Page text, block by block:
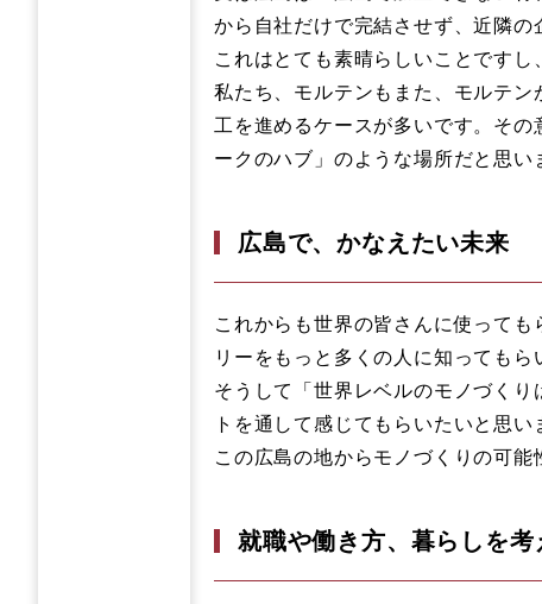
から自社だけで完結させず、近隣の
これはとても素晴らしいことですし
私たち、モルテンもまた、モルテ
工を進めるケースが多いです。そ
ークのハブ」のような場所だと思い
広島で、かなえたい未来
これからも世界の皆さんに使って
リーをもっと多くの人に知ってもら
そうして「世界レベルのモノづく
トを通して感じてもらいたいと思い
この広島の地からモノづくりの可能
就職や働き方、暮らしを